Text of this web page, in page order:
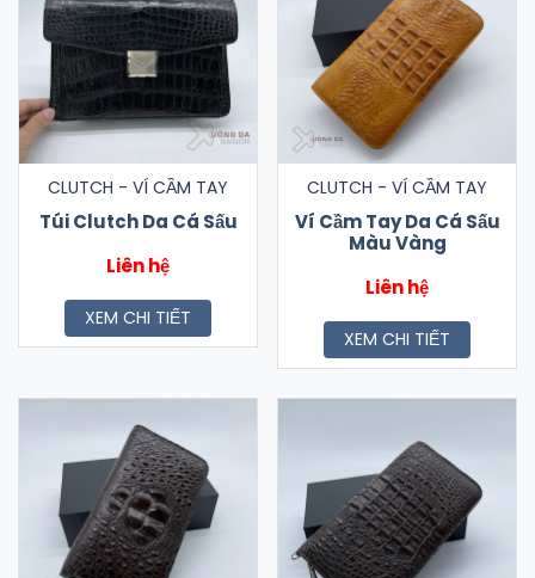
CLUTCH - VÍ CẦM TAY
Túi Clutch Da Cá Sấu
Liên hệ
XEM CHI TIẾT
CLUTCH - VÍ CẦM TAY
Ví Cầm Tay Da Cá Sấu
Màu Vàng
Liên hệ
XEM CHI TIẾT